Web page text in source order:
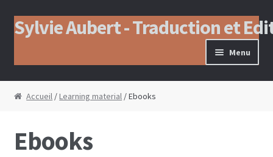
Aller à la navigation
Aller au contenu
Sylvie Aubert - Traduction et
Menu
Accueil /Learning material / Ebooks
Ebooks